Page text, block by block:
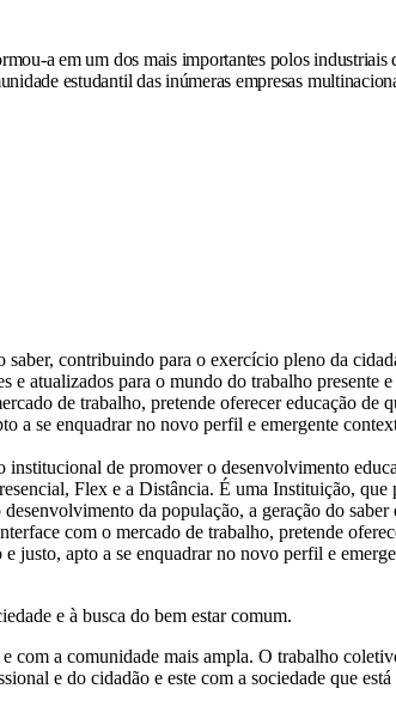
a em um dos mais importantes polos
estudantil das inúmeras empresas
contribuindo para o exercício pleno da
e atualizados para o mundo do trabalho
de trabalho, pretende oferecer educação de
a se enquadrar no novo perfil e emergente
de promover o desenvolvimento
Flex e a Distância. É uma Instituição,
da população, a geração do
com o mercado de trabalho, pretende
apto a se enquadrar no novo perfil e
e à busca do bem estar comum.
com a comunidade mais ampla. O trabalho
e do cidadão e este com a sociedade que